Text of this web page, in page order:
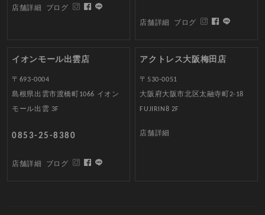
店舗詳細 ブログ
店舗詳細 ブログ
イオンモール出雲店
〒693-0004
島根県出雲市渡橋町1066 イオン
モール出雲 3F
0853-25-8380
店舗詳細 ブログ
アクトレス大阪梅田店
〒530-0051
大阪府大阪市北区太融寺町2-18
FUJIRIN8 2F
店舗詳細